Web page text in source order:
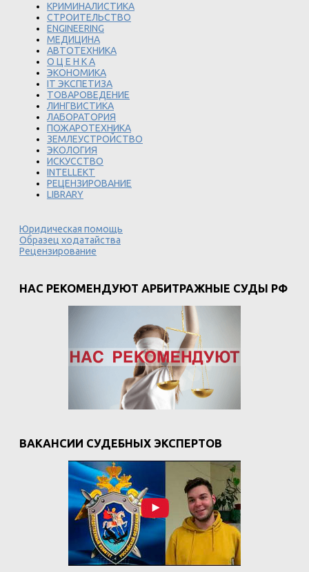
КРИМИНАЛИСТИКА
СТРОИТЕЛЬСТВО
ENGINEERING
МЕДИЦИНА
АВТОТЕХНИКА
О Ц Е Н К А
ЭКОНОМИКА
IT ЭКСПЕТИЗА
ТОВАРОВЕДЕНИЕ
ЛИНГВИСТИКА
ЛАБОРАТОРИЯ
ПОЖАРОТЕХНИКА
ЗЕМЛЕУСТРОЙСТВО
ЭКОЛОГИЯ
ИСКУССТВО
INTELLEKT
РЕЦЕНЗИРОВАНИЕ
LIBRARY
Юридическая помощь
Образец ходатайства
Рецензирование
НАС РЕКОМЕНДУЮТ АРБИТРАЖНЫЕ СУДЫ РФ
ВАКАНСИИ СУДЕБНЫХ ЭКСПЕРТОВ